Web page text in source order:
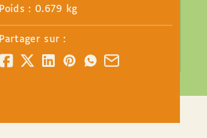
Poids : 0.679 kg
Partager sur :